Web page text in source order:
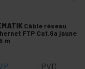
Câble réseau
FTP Cat.6a jaune
m
PVD